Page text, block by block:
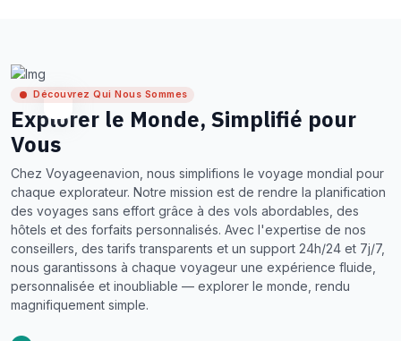
Découvrez Qui Nous Sommes
Explorer le Monde, Simplifié pour
Vous
Chez Voyageenavion, nous simplifions le voyage mondial pour
chaque explorateur. Notre mission est de rendre la planification
des voyages sans effort grâce à des vols abordables, des
hôtels et des forfaits personnalisés. Avec l'expertise de nos
conseillers, des tarifs transparents et un support 24h/24 et 7j/7,
nous garantissons à chaque voyageur une expérience fluide,
personnalisée et inoubliable — explorer le monde, rendu
magnifiquement simple.